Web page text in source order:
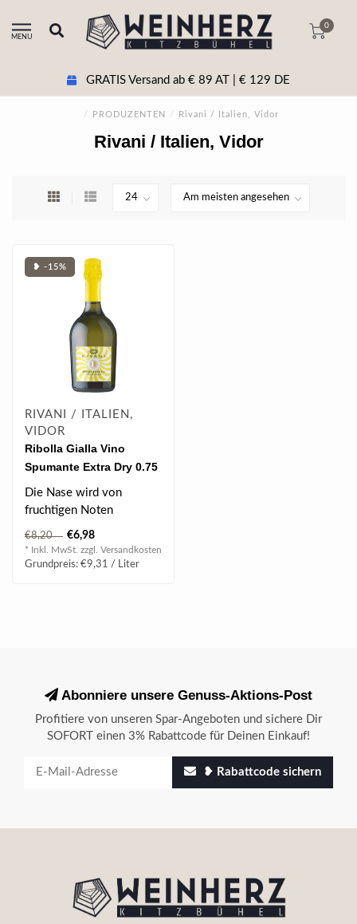
MENU
0
GRATIS Versand ab € 89 AT | € 129 DE
/ PRODUZENTEN / Rivani / Italien, Vidor
Rivani / Italien, Vidor
❥ -15%
RIVANI / ITALIEN,
VIDOR
Ribolla Gialla Vino
Spumante Extra Dry 0.75
l 11% vol
Die Nase wird von
fruchtigen Noten
dominiert, darunter grüne
Äpfel, Zitrusfrü..
€8,20 €6,98
* Inkl. MwSt. zzgl. Versandkosten
Grundpreis: €9,31 / Liter
Abonniere unsere Genuss-Aktions-Post
Profitiere von unseren Spar-Angeboten und sichere Dir
SOFORT einen 3% Rabattcode für Deinen Einkauf!
❥ Rabattcode sichern